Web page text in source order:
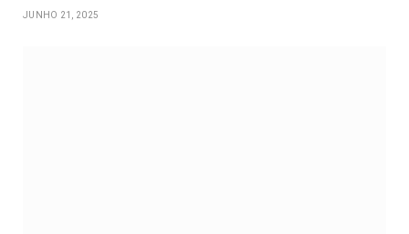
JUNHO 21, 2025